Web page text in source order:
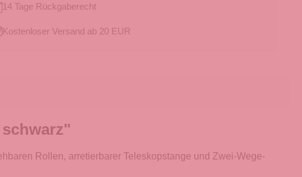
14 Tage Rückgaberecht
Kostenloser Versand ab 20 EUR
Rollen, arretierbarer Teleskopstange und Zwei-Wege-